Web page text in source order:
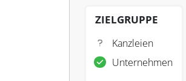
ZIELGRUPPE
Kanzleien
Unternehmen